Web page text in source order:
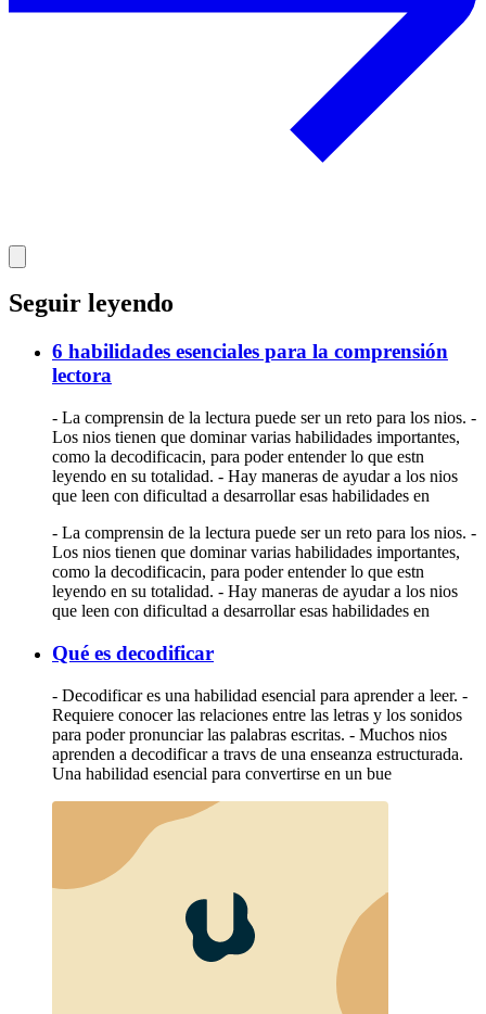
Seguir leyendo
6 habilidades esenciales para la comprensión
lectora
- La comprensin de la lectura puede ser un reto para los nios. -
Los nios tienen que dominar varias habilidades importantes,
como la decodificacin, para poder entender lo que estn
leyendo en su totalidad. - Hay maneras de ayudar a los nios
que leen con dificultad a desarrollar esas habilidades en
- La comprensin de la lectura puede ser un reto para los nios. -
Los nios tienen que dominar varias habilidades importantes,
como la decodificacin, para poder entender lo que estn
leyendo en su totalidad. - Hay maneras de ayudar a los nios
que leen con dificultad a desarrollar esas habilidades en
Qué es decodificar
- Decodificar es una habilidad esencial para aprender a leer. -
Requiere conocer las relaciones entre las letras y los sonidos
para poder pronunciar las palabras escritas. - Muchos nios
aprenden a decodificar a travs de una enseanza estructurada.
Una habilidad esencial para convertirse en un bue